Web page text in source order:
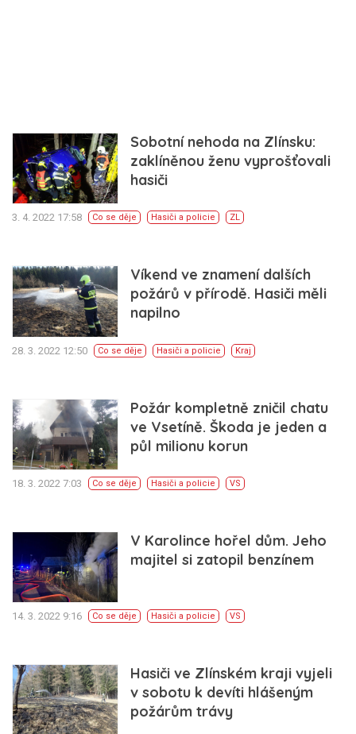
Sobotní nehoda na Zlínsku:
zaklíněnou ženu vyprošťovali
hasiči
3. 4. 2022 17:58 Co se děje Hasiči a policie ZL
Víkend ve znamení dalších
požárů v přírodě. Hasiči měli
napilno
28. 3. 2022 12:50 Co se děje Hasiči a policie Kraj
Požár kompletně zničil chatu
ve Vsetíně. Škoda je jeden a
půl milionu korun
18. 3. 2022 7:03 Co se děje Hasiči a policie VS
V Karolince hořel dům. Jeho
majitel si zatopil benzínem
14. 3. 2022 9:16 Co se děje Hasiči a policie VS
Hasiči ve Zlínském kraji vyjeli
v sobotu k devíti hlášeným
požárům trávy